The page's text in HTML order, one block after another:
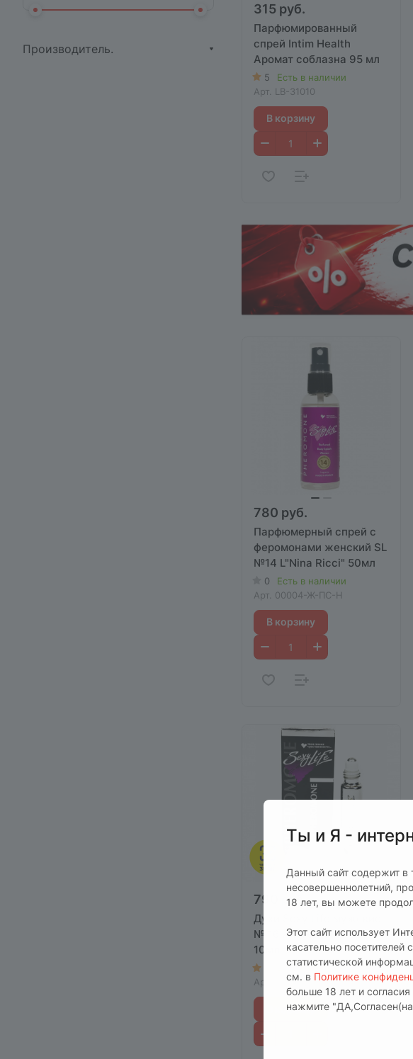
315 руб.
Парфюмированный
спрей Intim Health
Аромат соблазна 95 мл
5
Есть в наличии
Арт. LB-31010
В корзину
780 руб.
Парфюмерный спрей с
феромонами женский SL
№14 L"Nina Ricci" 50мл
0
Есть в наличии
Арт. 00004-Ж-ПС-Н
В корзину
790 руб.
Духи Sexy Life мужские
№ 16 Allure Home Sport
10мл
Есть в наличии
Арт.
00013-М-16
В корзину
Производитель.
Ты и Я -
Данный сайт содержит в
несовершеннолетний,
18 лет, вы можете
Этот сайт использует
касательно
статистической
см. в Политике
больше 18 лет и
нажмите